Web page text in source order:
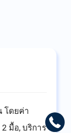
โดยค่า
มื้อ, บริการ